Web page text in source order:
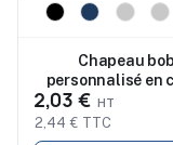
Nouveau
Chapeau bob
personnalisé en
délavé 260 g/m²
2,03 €
2,44 € TTC